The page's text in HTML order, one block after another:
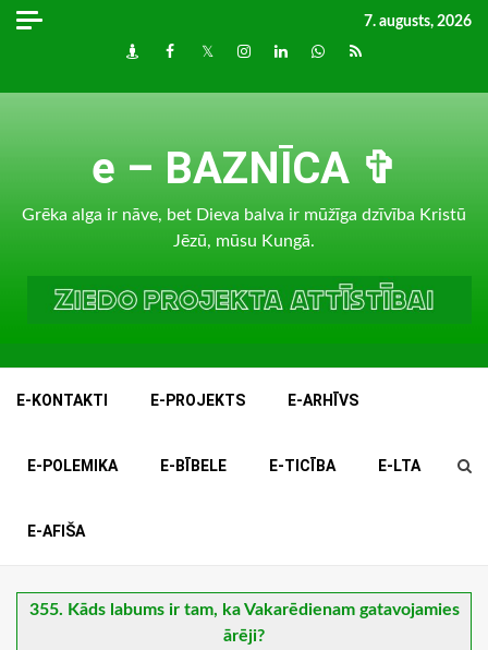
Skip
7. augusts, 2026
DraugiemFacebook
TwitterInstagram
LinkedInwhatsapp
RSS
e – BAZNĪCA ✞
Grēka alga ir nāve, bet Dieva balva ir mūžīga dzīvība Kristū
Jēzū, mūsu Kungā.
E-KONTAKTI E-PROJEKTS E-ARHĪVS
E-POLEMIKA E-BĪBELE E-TICĪBA E-LTA
E-AFIŠA
355. Kāds labums ir tam, ka Vakarēdienam gatavojamies
ārēji?